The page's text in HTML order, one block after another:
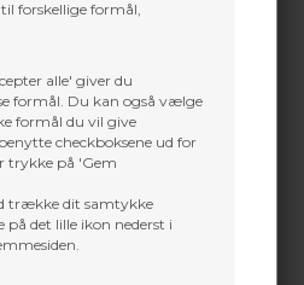
forskellige formål,
alle' giver du
formål. Du kan også vælge
formål du vil give
checkboksene ud for
trykke på 'Gem
trække dit samtykke
det lille ikon nederst i
ELEVEN TARGET
POLYFOAM
25x125x125cm